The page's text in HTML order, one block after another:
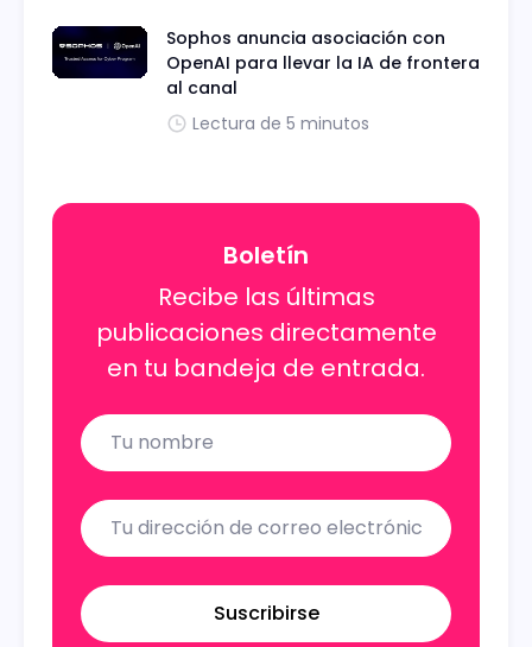
Sophos anuncia asociación con
OpenAI para llevar la IA de frontera
al canal
Lectura de 5 minutos
Boletín
Recibe las últimas
publicaciones directamente
en tu bandeja de entrada.
Name
Email
Suscribirse